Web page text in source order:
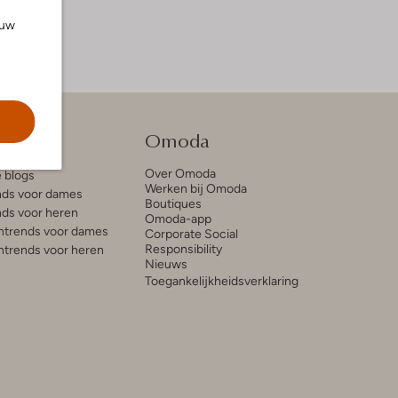
blogs
voor dames
voor heren
voor dames
voor heren
Omoda
Over Omoda
Werken bij Omoda
Boutiques
Omoda-app
Corporate Social
Responsibility
Nieuws
Toegankelijkheidsverklaring